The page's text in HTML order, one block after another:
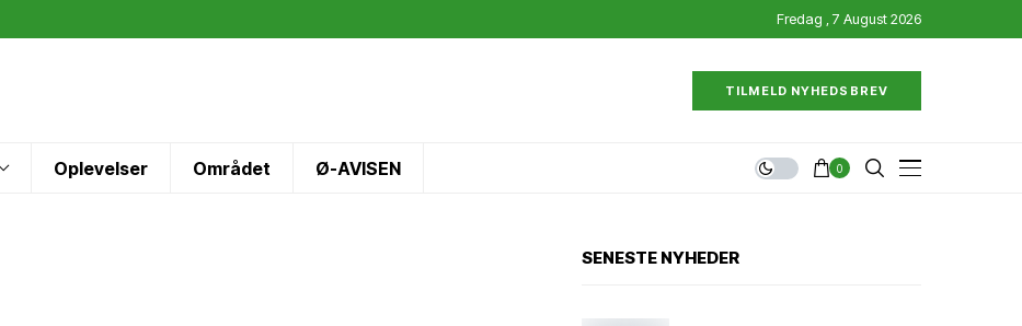
Fredag , 7 August 2026
TILMELD NYHEDSBREV
Oplevelser Området Ø-AVISEN 0
SENESTE NYHEDER